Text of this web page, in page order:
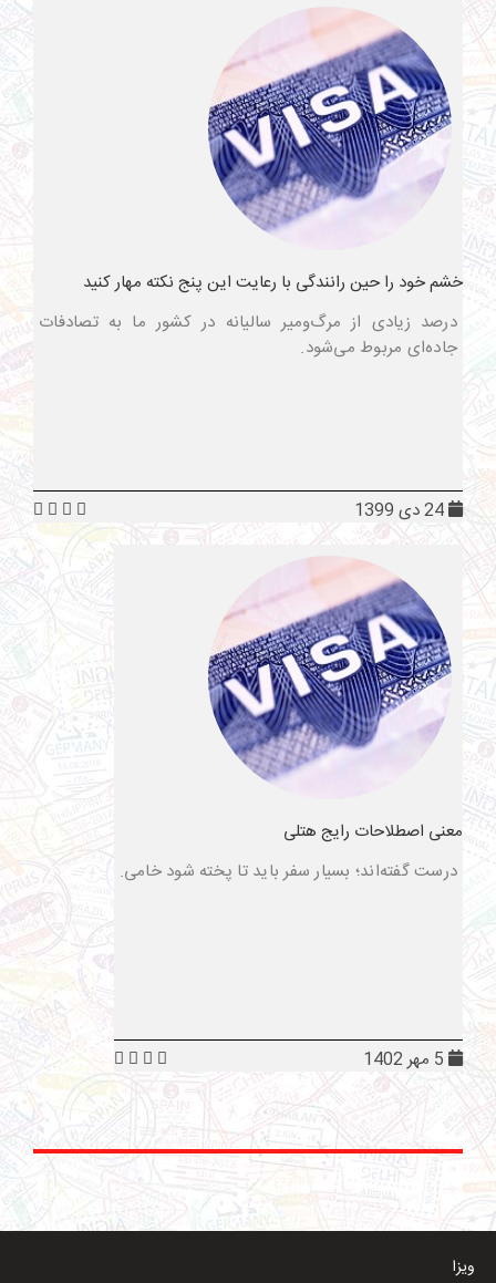
خشم خود را حین رانندگی با رعایت این پنج نکته مهار کنید
درصد زیادی از مرگ‌ومیر سالیانه در کشور ما به تصادفات
جاده‌ای مربوط می‌شود.
معنی اصطلاحات رایج هتلی
درست گفته‌اند؛ بسیار سفر باید تا پخته شود خامی.
ویزا